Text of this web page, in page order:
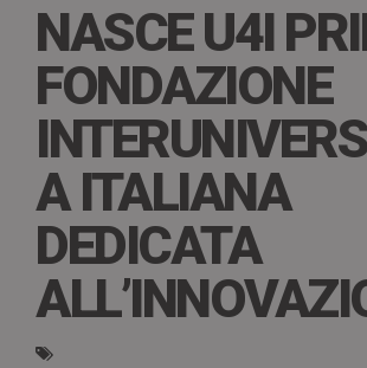
NASCE U4I
FONDAZIONE
A ITALIANA
DEDICATA